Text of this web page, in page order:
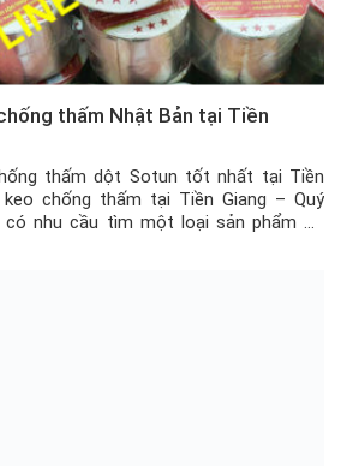
thấm Nhật Bản tại Tiền
thấm dột Sotun tốt nhất tại Tiền
keo chống thấm tại Tiền Giang – Quý
có nhu cầu tìm một loại sản phẩm có